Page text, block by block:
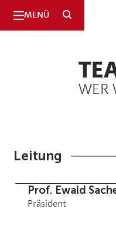
MENÜ SUCHE
WER
Leitung
Prof. Ewald
Präsident